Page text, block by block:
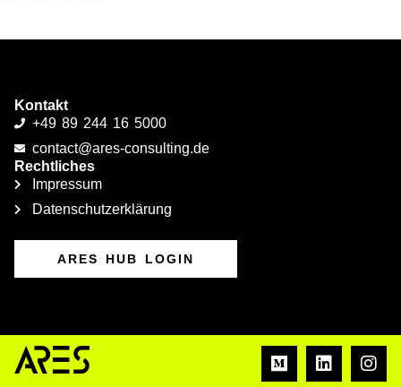
Kontakt
+49 89 244 16 5000
contact@ares-consulting.de
Rechtliches
Impressum
Datenschutzerklärung
ARES HUB LOGIN